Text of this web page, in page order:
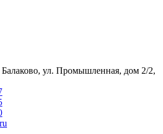
Балаково, ул. Промышленная, дом 2/2,